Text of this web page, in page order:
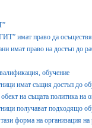
имат право да
имат право на достъп до
обучение
имат същия достъп до
на същата политика на
получават подходящо
форма на организация на